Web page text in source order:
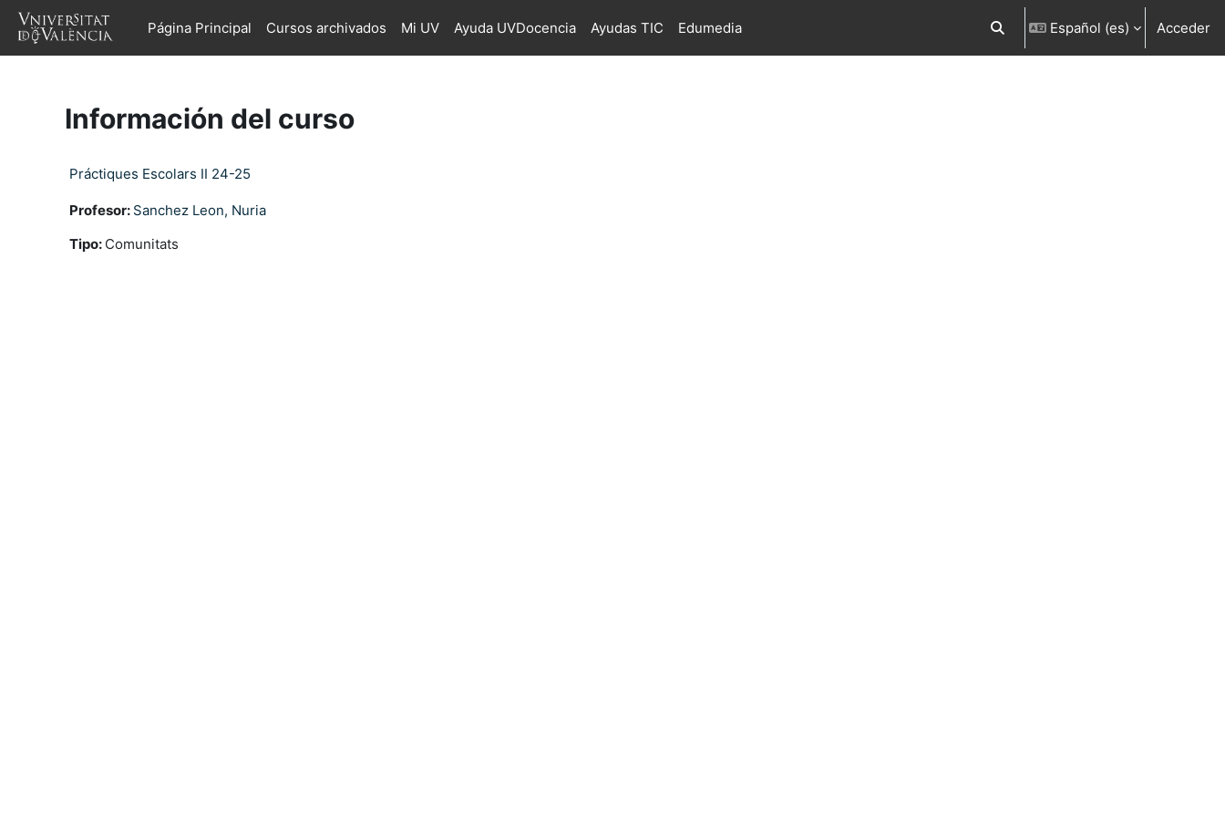
Salta al contenido principal
Página Principal
Cursos archivados Mi UV Ayuda UVDocencia Ayudas TIC Edumedia Selector de búsqueda de entrada
Español ‎(es)‎ Acceder
Información del curso
Práctiques Escolars II 24-25
Profesor: Sanchez Leon, Nuria
Tipo: Comunitats